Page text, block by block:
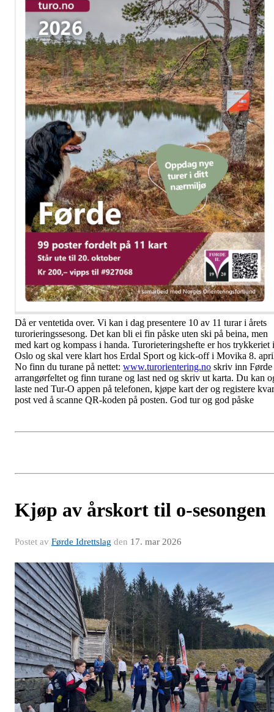
Då er ventetida over. Vi kan i dag presentere 10 av 11 turar i årets
turorieringssesong. Det kan bli ei fin påske uten ski på beina, men
med kart og kompass i handa. Turorieteringshefte er hos trykkeriet i
Oslo og skal vere klart hos Erdal Sport og kick-off i Movika 8.
No finn du turane på nettet: www.turorientering.no skriv inn
arrangørfeltet og finn turane og last ned og skriv ut karta. Du kan
laste ned Tur-O appen på telefonen, kjøpe kart der og registere kvar
post ved å scanne QR-koden på posten. God tur og god påske
Kjøp av årskort til o-sesongen
Postet av Førde Idrettslag den 17. mar 2026